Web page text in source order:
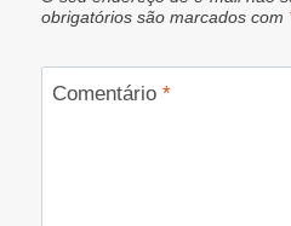
obrigatórios são marcados com
Comentário *